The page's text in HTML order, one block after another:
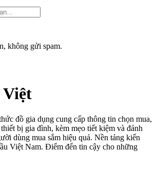
không gửi spam.
Việt
đồ gia dụng cung cấp thông tin chọn mua,
bị gia đình, kèm mẹo tiết kiệm và đánh
dùng mua sắm hiệu quả. Nền tảng kiến
Việt Nam. Điểm đến tin cậy cho những